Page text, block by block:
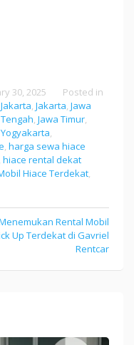
30, 2025
Posted in
Jakarta, Jakarta, Jawa
, Jawa Timur,
Yogyakarta,
, harga sewa hiace
hiace rental dekat
Hiace Terdekat,
Rental Mobil
Up Terdekat di Gavriel
Rentcar